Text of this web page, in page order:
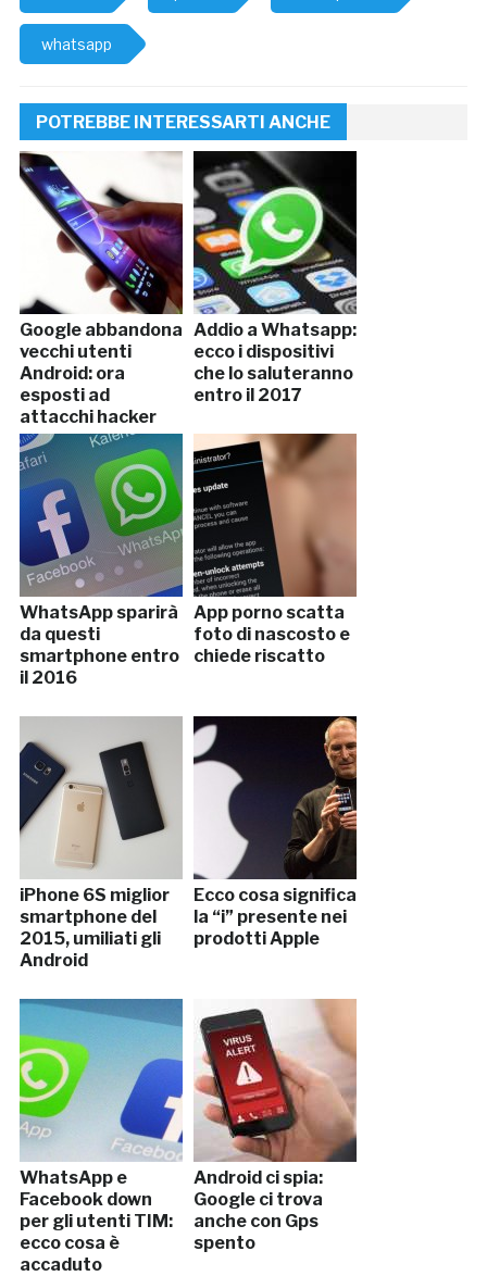
whatsapp
POTREBBE INTERESSARTI ANCHE
Google abbandona
vecchi utenti
Android: ora
esposti ad
attacchi hacker
Addio a Whatsapp:
ecco i dispositivi
che lo saluteranno
entro il 2017
WhatsApp sparirà
da questi
smartphone entro
il 2016
App porno scatta
foto di nascosto e
chiede riscatto
iPhone 6S miglior
smartphone del
2015, umiliati gli
Android
Ecco cosa significa
la “i” presente nei
prodotti Apple
WhatsApp e
Facebook down
per gli utenti TIM:
ecco cosa è
accaduto
Android ci spia:
Google ci trova
anche con Gps
spento